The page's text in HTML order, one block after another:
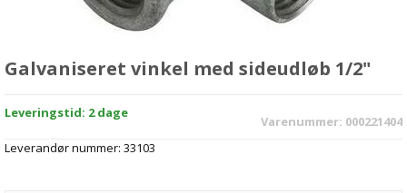
Galvaniseret vinkel med sideudløb 1/2"
Leveringstid: 2 dage
Varenummer: 000221404
Leverandør nummer: 33103